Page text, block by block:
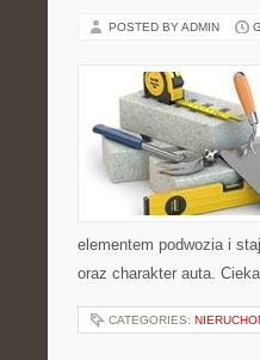
POSTED BY ADMIN
elementem podwozia i
oraz charakter auta.
CATEGORIES: